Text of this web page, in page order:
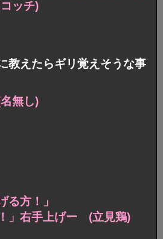
ッチ)
教えたらギリ覚えそうな事
無し)
る方！」
」右手上げー (立見鶏)